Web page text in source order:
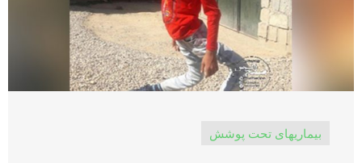
بیماریهای تحت پوشش